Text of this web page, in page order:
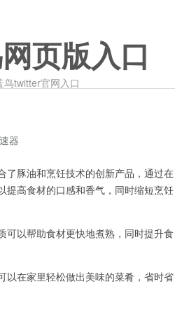
页版入口
鸟twitter官网入口
器
豚油和烹饪技术的创新产品，通过在
提高食材的口感和香气，同时缩短烹饪
以帮助食材更快地煮熟，同时提升食
在家里轻松做出美味的菜肴，省时省